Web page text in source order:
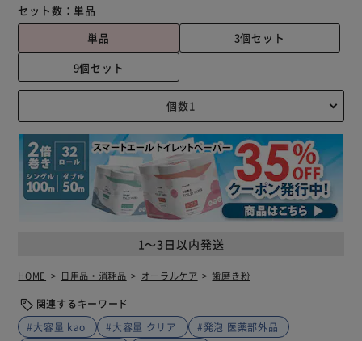
セット数： 単品
単品
3個セット
9個セット
1～3日以内発送
HOME 日用品・消耗品 オーラルケア 歯磨き粉
関連するキーワード
#大容量 kao
#大容量 クリア
#発泡 医薬部外品